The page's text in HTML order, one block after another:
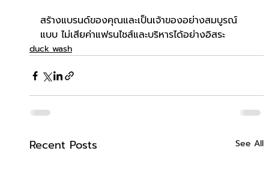
สร้างแบรนด์ของคุณและเป็นเจ้าของอย่างสมบูรณ์
แบบ ไม่เสียค่าแฟรนไชส์และบริหารได้อย่างอิสระ
duck wash
Recent Posts See All